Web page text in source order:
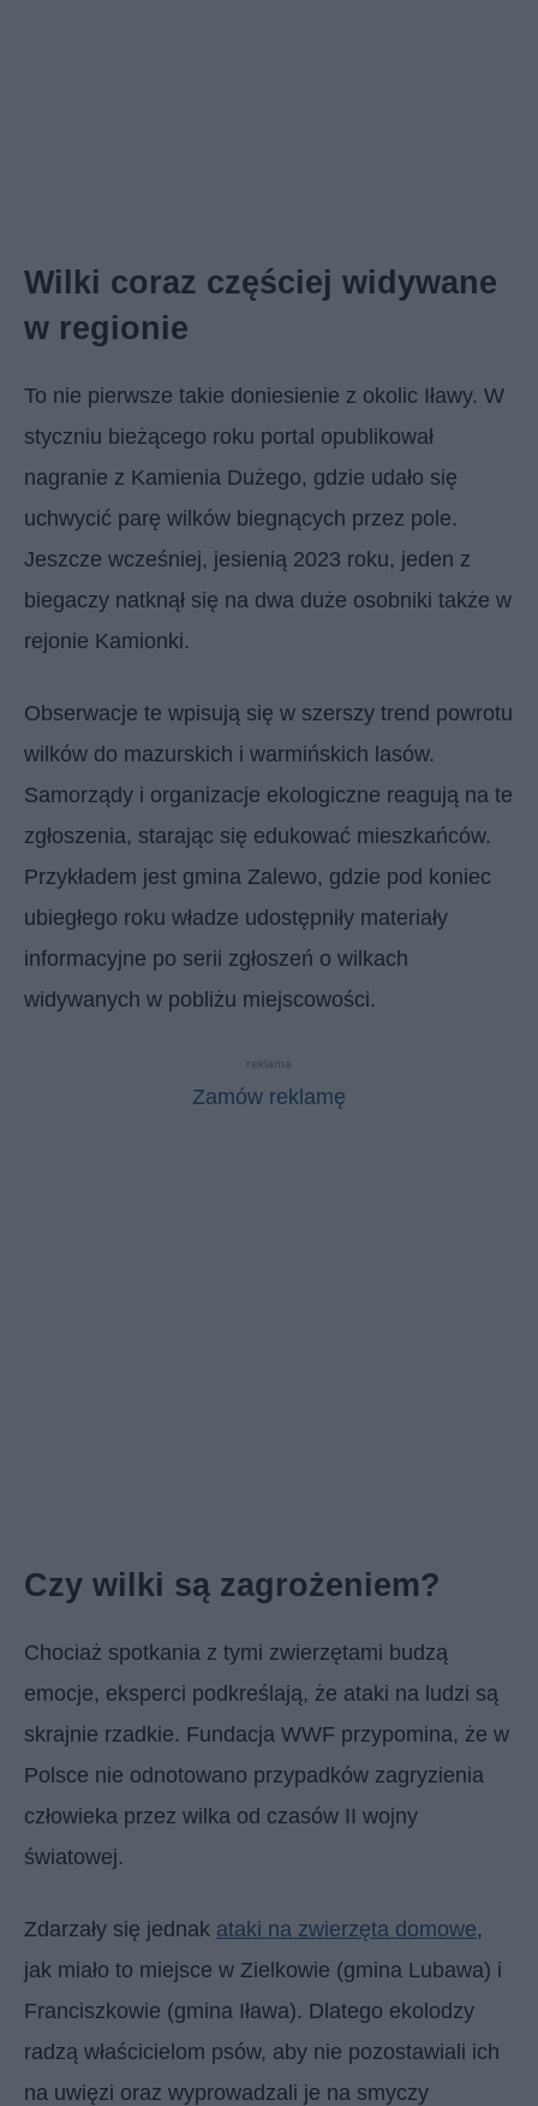
Wilki coraz częściej widywane
w regionie
To nie pierwsze takie doniesienie z okolic Iławy. W
styczniu bieżącego roku portal opublikował
nagranie z Kamienia Dużego, gdzie udało się
uchwycić parę wilków biegnących przez pole.
Jeszcze wcześniej, jesienią 2023 roku, jeden z
biegaczy natknął się na dwa duże osobniki także w
rejonie Kamionki.
Obserwacje te wpisują się w szerszy trend powrotu
wilków do mazurskich i warmińskich lasów.
Samorządy i organizacje ekologiczne reagują na te
zgłoszenia, starając się edukować mieszkańców.
Przykładem jest gmina Zalewo, gdzie pod koniec
ubiegłego roku władze udostępniły materiały
informacyjne po serii zgłoszeń o wilkach
widywanych w pobliżu miejscowości.
reklama
Zamów reklamę
Czy wilki są zagrożeniem?
Chociaż spotkania z tymi zwierzętami budzą
emocje, eksperci podkreślają, że ataki na ludzi są
skrajnie rzadkie. Fundacja WWF przypomina, że w
Polsce nie odnotowano przypadków zagryzienia
człowieka przez wilka od czasów II wojny
światowej.
Zdarzały się jednak ataki na zwierzęta domowe,
jak miało to miejsce w Zielkowie (gmina Lubawa) i
Franciszkowie (gmina Iława). Dlatego ekolodzy
radzą właścicielom psów, aby nie pozostawiali ich
na uwięzi oraz wyprowadzali je na smyczy